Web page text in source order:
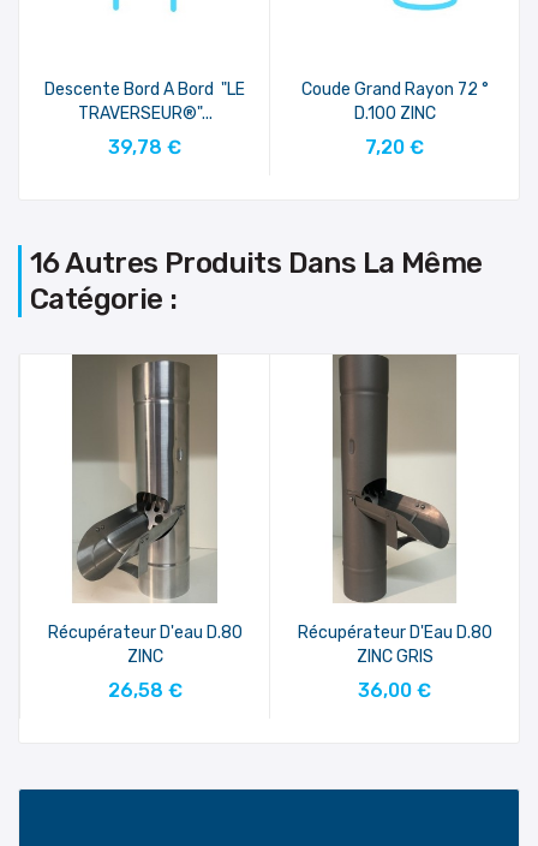
Descente Bord A Bord "LE
TRAVERSEUR®"...
39,78 €
Coude Grand Rayon 72 °
D.100 ZINC
7,20 €
16 Autres Produits Dans La Même
Catégorie :
Récupérateur D'eau D.80
ZINC
26,58 €
Récupérateur D'Eau D.80
ZINC GRIS
36,00 €